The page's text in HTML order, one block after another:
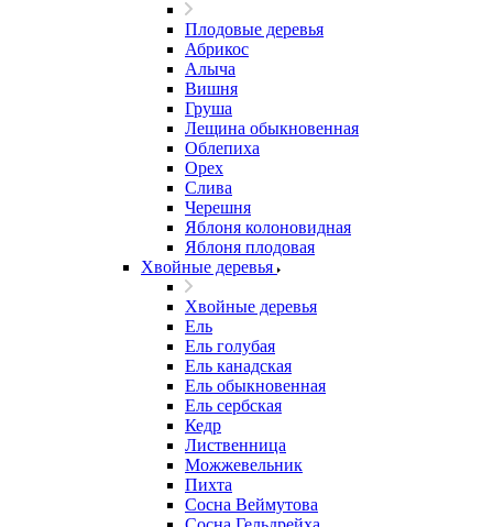
Плодовые деревья
Абрикос
Алыча
Вишня
Груша
Лещина обыкновенная
Облепиха
Орех
Слива
Черешня
Яблоня колоновидная
Яблоня плодовая
Хвойные деревья
Хвойные деревья
Ель
Ель голубая
Ель канадская
Ель обыкновенная
Ель сербская
Кедр
Лиственница
Можжевельник
Пихта
Сосна Веймутова